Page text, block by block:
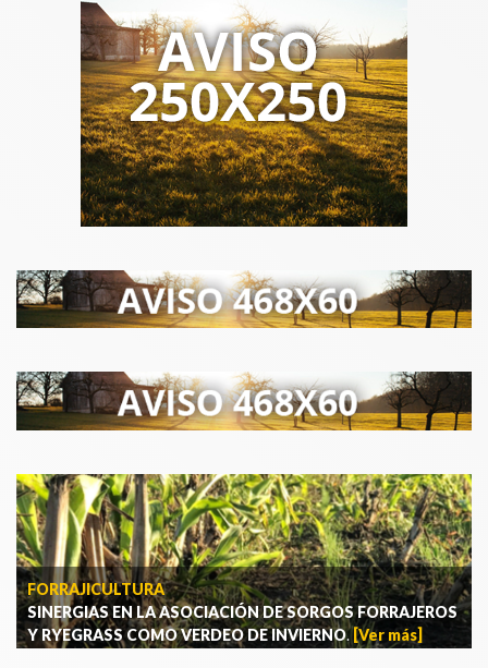
FORRAJICULTURA
SINERGIAS EN LA ASOCIACIÓN DE SORGOS FORRAJEROS
Y RYEGRASS COMO VERDEO DE INVIERNO.[Ver más]